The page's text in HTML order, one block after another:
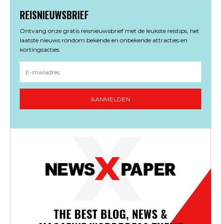
REISNIEUWSBRIEF
Ontvang onze gratis reisnieuwsbrief met de leukste reistips, het
laatste nieuws rondom bekende en onbekende attracties en
kortingsacties
AANMELDEN